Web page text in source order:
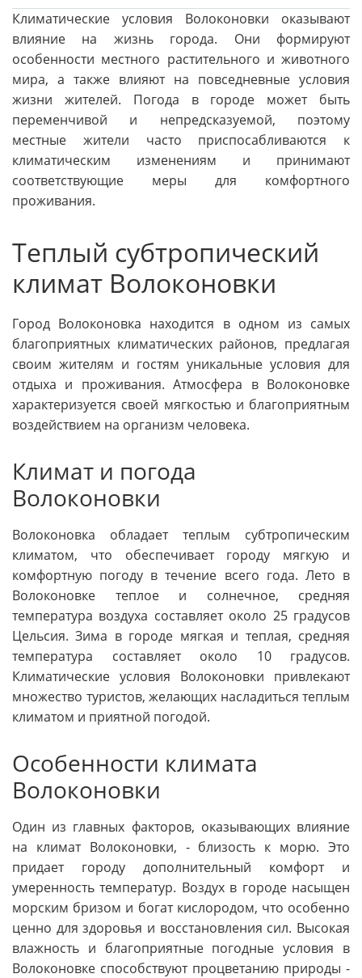
Климатические условия Волоконовки оказывают
влияние на жизнь города. Они формируют
особенности местного растительного и животного
мира, а также влияют на повседневные условия
жизни жителей. Погода в городе может быть
переменчивой и непредсказуемой, поэтому
местные жители часто приспосабливаются к
климатическим изменениям и принимают
соответствующие меры для комфортного
проживания.
Теплый субтропический
климат Волоконовки
Город Волоконовка находится в одном из самых
благоприятных климатических районов, предлагая
своим жителям и гостям уникальные условия для
отдыха и проживания. Атмосфера в Волоконовке
характеризуется своей мягкостью и благоприятным
воздействием на организм человека.
Климат и погода
Волоконовки
Волоконовка обладает теплым субтропическим
климатом, что обеспечивает городу мягкую и
комфортную погоду в течение всего года. Лето в
Волоконовке теплое и солнечное, средняя
температура воздуха составляет около 25 градусов
Цельсия. Зима в городе мягкая и теплая, средняя
температура составляет около 10 градусов.
Климатические условия Волоконовки привлекают
множество туристов, желающих насладиться теплым
климатом и приятной погодой.
Особенности климата
Волоконовки
Один из главных факторов, оказывающих влияние
на климат Волоконовки, - близость к морю. Это
придает городу дополнительный комфорт и
умеренность температур. Воздух в городе насыщен
морским бризом и богат кислородом, что особенно
ценно для здоровья и восстановления сил. Высокая
влажность и благоприятные погодные условия в
Волоконовке способствуют процветанию природы -